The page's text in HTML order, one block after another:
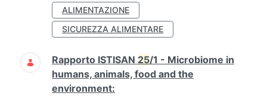
ALIMENTAZIONE
SICUREZZA ALIMENTARE
Rapporto ISTISAN 25/1 - Microbiome in
humans, animals, food and the
environment: